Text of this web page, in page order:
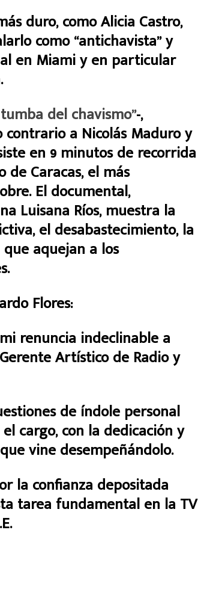
duro, como Alicia Castro,
como “antichavista” y
en Miami y en particular
del chavismo”-,
a Nicolás Maduro y
en 9 minutos de recorrida
Caracas, el más
El documental,
Luisana Ríos, muestra la
el desabastecimiento, la
aquejan a los
Flores:
renuncia indeclinable a
Artístico de Radio y
de índole personal
cargo, con la dedicación y
vine desempeñándolo.
la confianza depositada
tarea fundamental en la TV